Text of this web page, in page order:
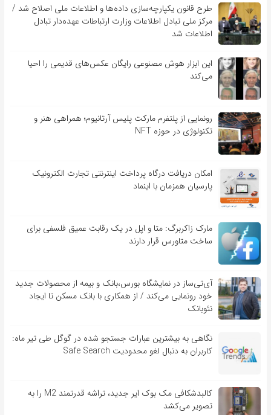
طرح قانون یکپارچه‌سازی داده‌ها و اطلاعات ملی اصلاح شد /
مرکز ملی تبادل اطلاعات وزارت ارتباطات عهده‌دار تبادل
اطلاعات شد
این ابزار هوش مصنوعی رایگان عکس‌های قدیمی را احیا
می‌کند
رونمایی از پلتفرم مارکت پلیس آرتانیوم؛ همراهی هنر و
تکنولوژی در حوزه NFT
امکان دریافت درگاه پرداخت اینترنتی تجارت الکترونیک
پارسیان همزمان با اینماد
مارک زاکربرگ: متا و اپل در یک رقابت عمیق فلسفی برای
ساخت متاورس قرار دارند
آی‌تی‌ساز در نمایشگاه بورس،بانک و بیمه از محصولات جدید
خود رونمایی می‌کند / از همکاری با بانک مسکن تا ایجاد
نئوبانک
نگاهی به بیشترین عبارات جستجو شده در گوگل طی تیر ماه:
کاربران به دنبال لغو محدودیت Safe Search
کالبدشکافی مک بوک ایر جدید، تراشه قدرتمند M2 را به
تصویر می‌کشد